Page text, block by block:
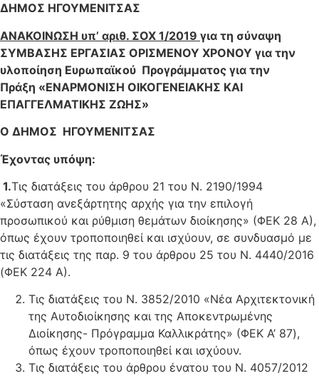
ΔΗΜΟΣ ΗΓΟΥΜΕΝΙΤΣΑΣ
ΑΝΑΚΟΙΝΩΣΗ υπ’ αριθ. ΣΟΧ 1/2019 για τη σύναψη
ΣΥΜΒΑΣΗΣ ΕΡΓΑΣΙΑΣ ΟΡΙΣΜΕΝΟΥ ΧΡΟΝΟΥ για την
υλοποίηση Ευρωπαϊκού Προγράμματος για την
Πράξη «ΕΝΑΡΜΟΝΙΣΗ ΟΙΚΟΓΕΝΕΙΑΚΗΣ ΚΑΙ
ΕΠΑΓΓΕΛΜΑΤΙΚΗΣ ΖΩΗΣ»
Ο ΔΗΜΟΣ ΗΓΟΥΜΕΝΙΤΣΑΣ
Έχοντας υπόψη:
1.Τις διατάξεις του άρθρου 21 του Ν. 2190/1994
«Σύσταση ανεξάρτητης αρχής για την επιλογή
προσωπικού και ρύθμιση θεμάτων διοίκησης» (ΦΕΚ 28 Α),
όπως έχουν τροποποιηθεί και ισχύουν, σε συνδυασμό με
τις διατάξεις της παρ. 9 του άρθρου 25 του Ν. 4440/2016
(ΦΕΚ 224 Α).
Τις διατάξεις του Ν. 3852/2010 «Νέα Αρχιτεκτονική
της Αυτοδιοίκησης και της Αποκεντρωμένης
Διοίκησης- Πρόγραμμα Καλλικράτης» (ΦΕΚ A’ 87),
όπως έχουν τροποποιηθεί και ισχύουν.
Τις διατάξεις του άρθρου ένατου του Ν. 4057/2012